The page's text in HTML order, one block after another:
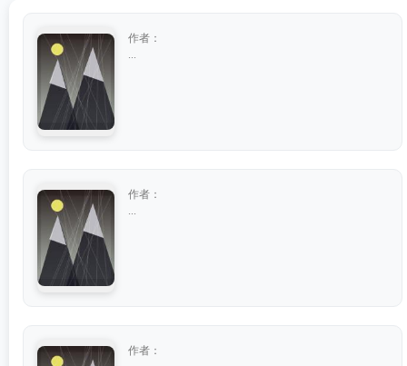
作者：
作者：
作者：